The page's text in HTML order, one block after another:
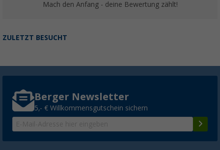
Mach den Anfang - deine Bewertung zählt!
ZULETZT BESUCHT
Berger Newsletter
5,- € Willkommensgutschein sichern